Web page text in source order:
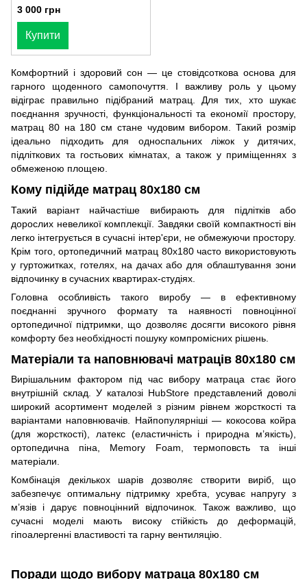
3 000 грн
Купити
Комфортний і здоровий сон — це стовідсоткова основа для
гарного щоденного самопочуття. І важливу роль у цьому
відіграє правильно підібраний матрац. Для тих, хто шукає
поєднання зручності, функціональності та економії простору,
матрац 80 на 180 см стане чудовим вибором. Такий розмір
ідеально підходить для односпальних ліжок у дитячих,
підліткових та гостьових кімнатах, а також у приміщеннях з
обмеженою площею.
Кому підійде матрац 80x180 см
Такий варіант найчастіше вибирають для підлітків або
дорослих невеликої комплекції. Завдяки своїй компактності він
легко інтегрується в сучасні інтер'єри, не обмежуючи простору.
Крім того, ортопедичний матрац 80x180 часто використовують
у гуртожитках, готелях, на дачах або для облаштування зони
відпочинку в сучасних квартирах-студіях.
Головна особливість такого виробу — в ефективному
поєднанні зручного формату та наявності повноцінної
ортопедичної підтримки, що дозволяє досягти високого рівня
комфорту без необхідності пошуку компромісних рішень.
Матеріали та наповнювачі матраців 80x180 см
Вирішальним фактором під час вибору матраца стає його
внутрішній склад. У каталозі HubStore представлений доволі
широкий асортимент моделей з різним рівнем жорсткості та
варіантами наповнювачів. Найпопулярніші — кокосова койра
(для жорсткості), латекс (еластичність і природна м’якість),
ортопедична піна, Memory Foam, термоповсть та інші
матеріали.
Комбінація декількох шарів дозволяє створити виріб, що
забезпечує оптимальну підтримку хребта, усуває напругу з
м’язів і дарує повноцінний відпочинок. Також важливо, що
сучасні моделі мають високу стійкість до деформацій,
гіпоалергенні властивості та гарну вентиляцію.
Поради щодо вибору матраца 80x180 см